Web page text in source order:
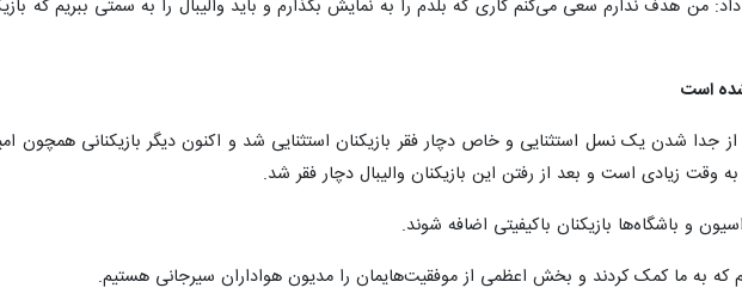
داد: من هدف ندارم سعی می‌کنم کاری که بلدم را به نمایش بگذارم و باید والیبال را به سمتی ببریم که
شده است
از جدا شدن یک نسل استثنایی و خاص دچار فقر بازیکنان استثنایی شد و اکنون دیگر بازیکنانی همچون
به وقت زیادی است و بعد از رفتن این بازیکنان والیبال دچار فقر شد.
و باشگاه‌ها بازیکنان باکیفیتی اضافه شوند.
که به ما کمک کردند و بخش اعظمی از موفقیت‌هایمان را مدیون هواداران سیرجانی هستیم.